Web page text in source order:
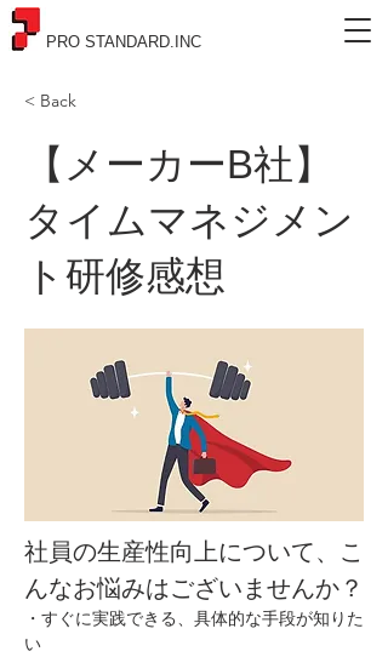
PRO STANDARD.INC
< Back
【メーカーB社】
タイムマネジメン
ト研修感想
社員の生産性向上について、こ
んなお悩みはございませんか？
・すぐに実践できる、具体的な手段が知りた
い